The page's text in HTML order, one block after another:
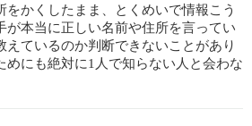
をかくしたまま、とくめいで情報こう
が本当に正しい名前や住所を言ってい
えているのか判断できないことがあり
めにも絶対に1人で知らない人と会わな